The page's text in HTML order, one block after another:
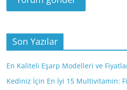
Son Yazılar
En Kaliteli Eşarp Modelleri ve
Kediniz İçin En İyi 15 Multivitamin: